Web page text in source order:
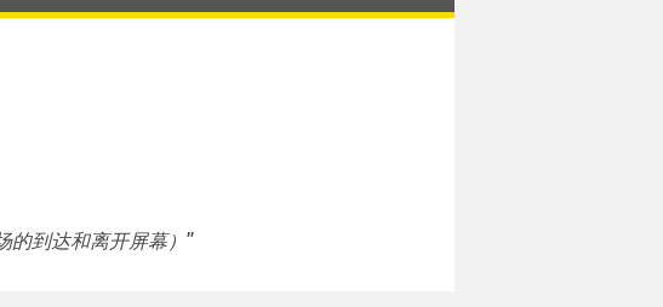
到达和离开屏幕） ”